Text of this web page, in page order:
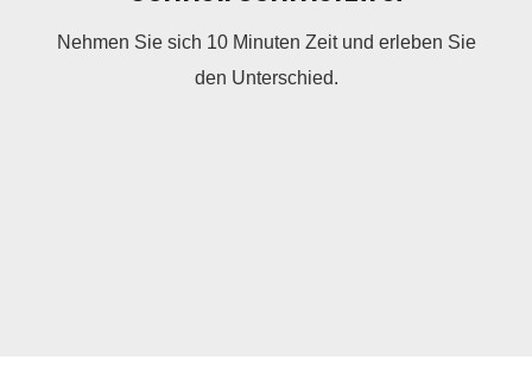
Nehmen Sie sich 10 Minuten Zeit und erleben Sie
den Unterschied.